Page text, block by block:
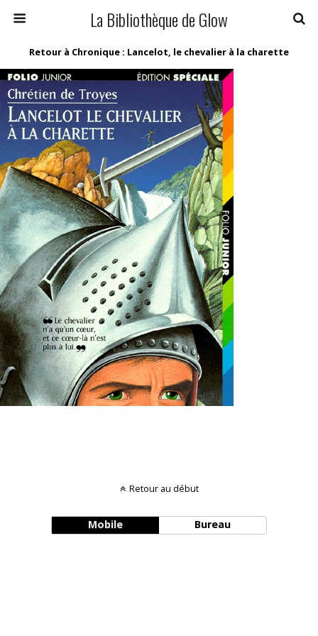
La Bibliothèque de Glow
Retour à Chronique : Lancelot, le chevalier à la charette
Retour au début
Mobile Bureau